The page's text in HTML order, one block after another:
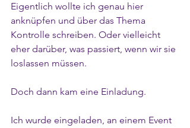
Eigentlich wollte ich genau hier
anknüpfen und über das Thema
Kontrolle schreiben. Oder vielleicht
eher darüber, was passiert, wenn wir sie
loslassen müssen.
Doch dann kam eine Einladung.
Ich wurde eingeladen, an einem Event